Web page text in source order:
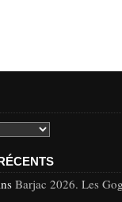
Barjac 2026. Les